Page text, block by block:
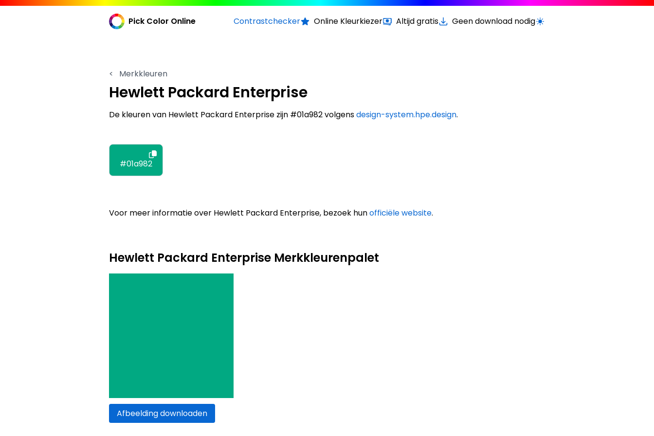
Pick Color Online Contrastchecker Online Kleurkiezer Altijd gratis Geen download nodigSchakel licht/donker modus
< Merkkleuren
Hewlett Packard Enterprise
De kleuren van Hewlett Packard Enterprise zijn #01a982 volgensdesign-system.hpe.design.
#01a982
Voor meer informatie over Hewlett Packard Enterprise, bezoek hunofficiële website.
Hewlett Packard Enterprise Merkkleurenpalet
Afbeelding downloaden